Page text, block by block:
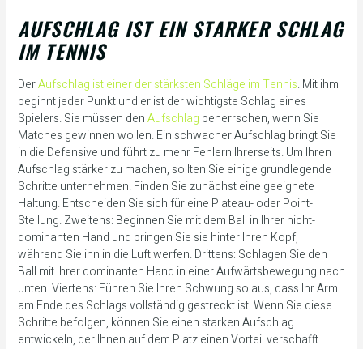
AUFSCHLAG IST EIN STARKER SCHLAG
IM TENNIS
DerAufschlag ist einer der stärksten Schläge im Tennis. Mit ihm
beginnt jeder Punkt und er ist der wichtigste Schlag eines
Spielers. Sie müssen denAufschlag beherrschen, wenn Sie
Matches gewinnen wollen. Ein schwacher Aufschlag bringt Sie
in die Defensive und führt zu mehr Fehlern Ihrerseits. Um Ihren
Aufschlag stärker zu machen, sollten Sie einige grundlegende
Schritte unternehmen. Finden Sie zunächst eine geeignete
Haltung. Entscheiden Sie sich für eine Plateau- oder Point-
Stellung. Zweitens: Beginnen Sie mit dem Ball in Ihrer nicht-
dominanten Hand und bringen Sie sie hinter Ihren Kopf,
während Sie ihn in die Luft werfen. Drittens: Schlagen Sie den
Ball mit Ihrer dominanten Hand in einer Aufwärtsbewegung nach
unten. Viertens: Führen Sie Ihren Schwung so aus, dass Ihr Arm
am Ende des Schlags vollständig gestreckt ist. Wenn Sie diese
Schritte befolgen, können Sie einen starken Aufschlag
entwickeln, der Ihnen auf dem Platz einen Vorteil verschafft.